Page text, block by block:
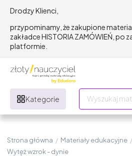
Drodzy Klienci,
przypominamy, że zakupione
zakładce HISTORIA ZAMÓWIEŃ, po
platformie.
Kategorie
Strona główna / Materiały edukacyjne /
Wytęż wzrok - dynie